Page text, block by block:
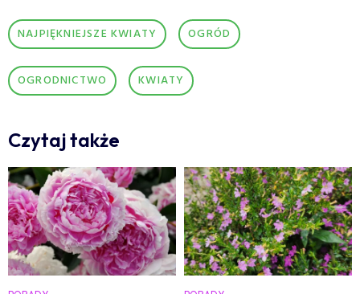
NAJPIĘKNIEJSZE KWIATY OGRÓD
OGRODNICTWO KWIATY
Czytaj także